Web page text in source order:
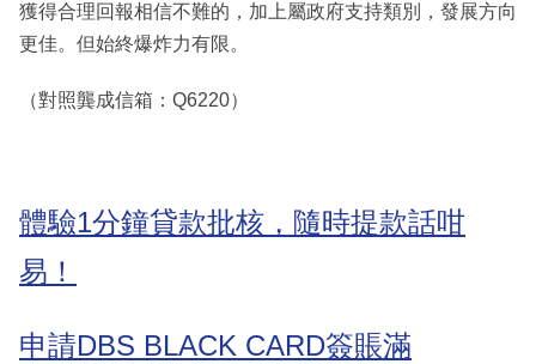
獲得合理回報相信不難的，加上屬政府支持類別，發展方向
更佳。但始終爆炸力有限。
（對照龔成信箱：Q6220）
體驗1分鐘貸款批核，隨時提款話咁
易！
申請DBS BLACK CARD簽賬滿